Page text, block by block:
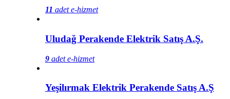
11 adet e-hizmet
Uludağ Perakende Elektrik Satış A.Ş.
9 adet e-hizmet
Yeşilırmak Elektrik Perakende Satış A.Ş